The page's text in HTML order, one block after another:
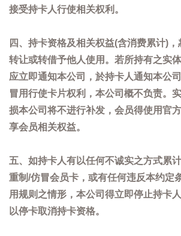
接受持卡人行使相关权利。
四、持卡资格及相关权益(含消费累计)
转让或转借予他人使用。若所持有之实
应立即通知本公司，於持卡人通知本公
冒用行使卡片权利，本公司概不负责。
损本公司将不进行补发，会员得使用官
享会员相关权益。
五、如持卡人有以任何不诚实之方式累
重制/仿冒会员卡，或有任何违反本约定
用规则之情形，本公司得立即停止持卡
以停卡取消持卡资格。